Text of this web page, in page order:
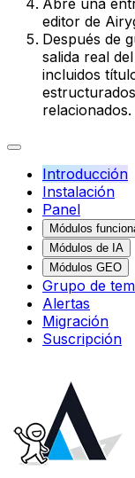
editor de
Después de
salida real
incluidos
relacionados.
Introducción
Instalación
Panel
Módulos
Módulos de IA
Módulos GEO
Grupo de
Alertas
Migración
Suscripción